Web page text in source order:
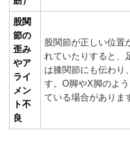
股関
節の
歪み
やア
ライ
メン
ト不
良
股関節が正しい位置
れていたりすると、
は膝関節にも伝わり
す。O脚やX脚のよ
ている場合がありま